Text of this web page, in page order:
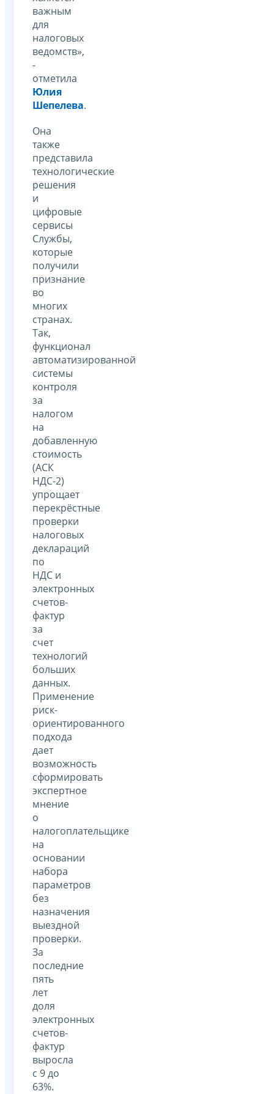
важным
для
налоговых
ведомств»,
-
отметила
Юлия
Шепелева.
Она
также
представила
технологические
решения
и
цифровые
сервисы
Службы,
которые
получили
признание
во
многих
странах.
Так,
функционал
автоматизированной
системы
контроля
за
налогом
на
добавленную
стоимость
(АСК
НДС-2)
упрощает
перекрёстные
проверки
налоговых
деклараций
по
НДС и
электронных
счетов-
фактур
за
счет
технологий
больших
данных.
Применение
риск-
ориентированного
подхода
дает
возможность
сформировать
экспертное
мнение
о
налогоплательщике
на
основании
набора
параметров
без
назначения
выездной
проверки.
За
последние
пять
лет
доля
электронных
счетов-
фактур
выросла
с 9 до
63%.